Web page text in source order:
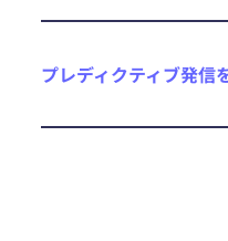
プレディクティブ発信